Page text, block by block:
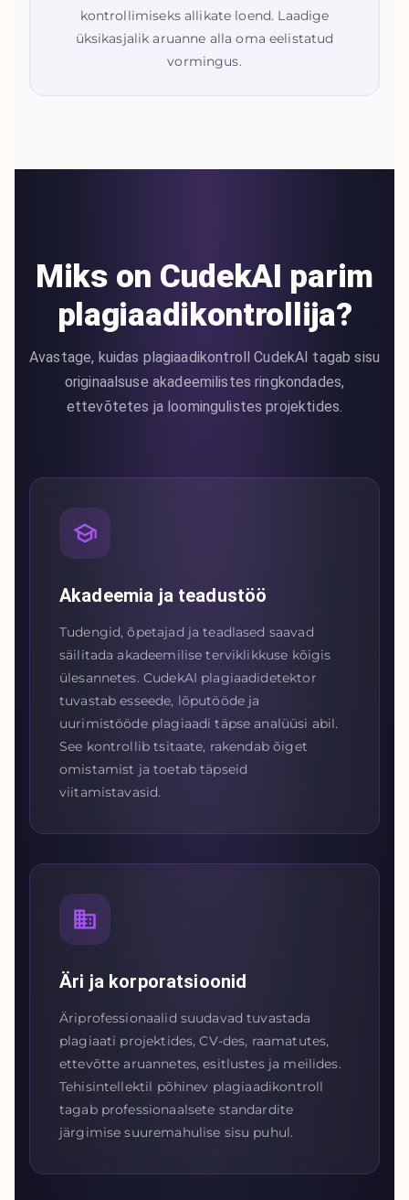
kontrollimiseks allikate loend. Laadige
üksikasjalik aruanne alla oma eelistatud
vormingus.
Miks on CudekAI parim
plagiaadikontrollija?
Avastage, kuidas plagiaadikontroll CudekAI tagab sisu
originaalsuse akadeemilistes ringkondades,
ettevõtetes ja loomingulistes projektides.
Akadeemia ja teadustöö
Tudengid, õpetajad ja teadlased saavad
säilitada akadeemilise terviklikkuse kõigis
ülesannetes. CudekAI plagiaadidetektor
tuvastab esseede, lõputööde ja
uurimistööde plagiaadi täpse analüüsi abil.
See kontrollib tsitaate, rakendab õiget
omistamist ja toetab täpseid
viitamistavasid.
Äri ja korporatsioonid
Äriprofessionaalid suudavad tuvastada
plagiaati projektides, CV-des, raamatutes,
ettevõtte aruannetes, esitlustes ja meilides.
Tehisintellektil põhinev plagiaadikontroll
tagab professionaalsete standardite
järgimise suuremahulise sisu puhul.